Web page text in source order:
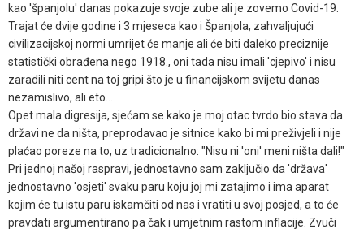
kao 'španjolu' danas pokazuje svoje zube ali je zovemo Covid-19.
Trajat će dvije godine i 3 mjeseca kao i Španjola, zahvaljujući
civilizacijskoj normi umrijet će manje ali će biti daleko preciznije
statistički obrađena nego 1918., oni tada nisu imali 'cjepivo' i nisu
zaradili niti cent na toj gripi što je u financijskom svijetu danas
nezamislivo, ali eto...
Opet mala digresija, sjećam se kako je moj otac tvrdo bio stava da
državi ne da ništa, preprodavao je sitnice kako bi mi preživjeli i nije
plaćao poreze na to, uz tradicionalno: "Nisu ni 'oni' meni ništa dali!"
Pri jednoj našoj raspravi, jednostavno sam zaključio da 'država'
jednostavno 'osjeti' svaku paru koju joj mi zatajimo i ima aparat
kojim će tu istu paru iskamčiti od nas i vratiti u svoj posjed, a to će
pravdati argumentirano pa čak i umjetnim rastom inflacije. Zvuči